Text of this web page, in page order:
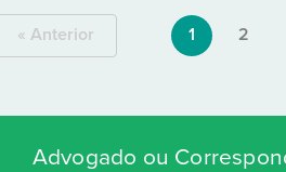
« Anterior 1 2
Advogado ou